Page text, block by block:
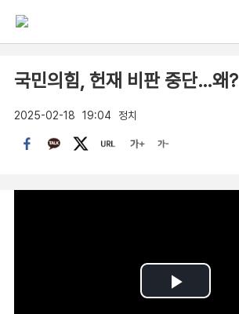
국민의힘, 헌재 비판 중단…왜?
2025-02-18 19:04 정치